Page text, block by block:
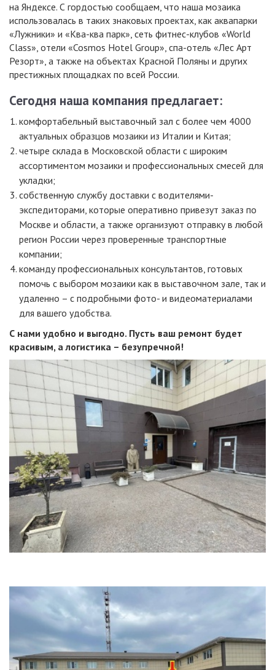
на Яндексе. С гордостью сообщаем, что наша мозаика
использовалась в таких знаковых проектах, как аквапарки
«Лужники» и «Ква-ква парк», сеть фитнес-клубов «World
Class», отели «Cosmos Hotel Group», спа-отель «Лес Арт
Резорт», а также на объектах Красной Поляны и других
престижных площадках по всей России.
Сегодня наша компания предлагает:
комфортабельный выставочный зал с более чем 4000
актуальных образцов мозаики из Италии и Китая;
четыре склада в Московской области с широким
ассортиментом мозаики и профессиональных смесей для
укладки;
собственную службу доставки с водителями-
экспедиторами, которые оперативно привезут заказ по
Москве и области, а также организуют отправку в любой
регион России через проверенные транспортные
компании;
команду профессиональных консультантов, готовых
помочь с выбором мозаики как в выставочном зале, так и
удаленно – с подробными фото- и видеоматериалами
для вашего удобства.
С нами удобно и выгодно. Пусть ваш ремонт будет
красивым, а логистика – безупречной!